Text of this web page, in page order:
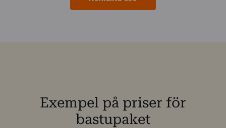
Exempel på priser för
bastupaket